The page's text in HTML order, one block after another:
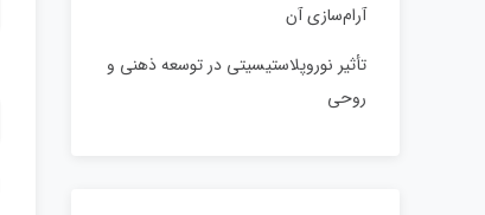
آرام‌سازی آن
تأثیر نوروپلاستیسیتی در توسعه ذهنی و
روحی